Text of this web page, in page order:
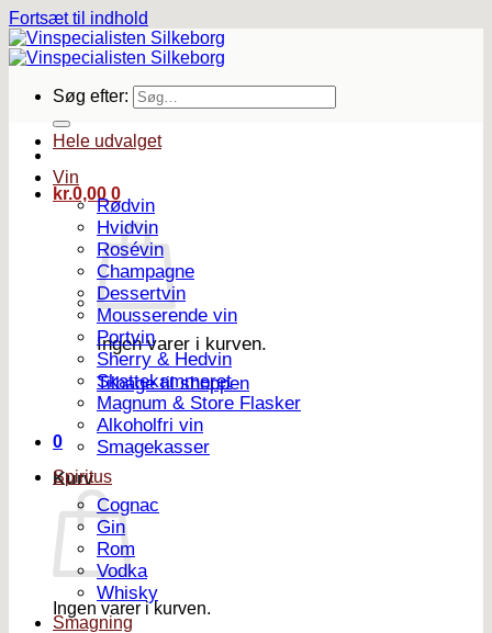
Fortsæt til indhold
Søg efter:
kr.0,00 0
Ingen varer i kurven.
Tilbage til shoppen
0
Kurv
Ingen varer i kurven.
Hele udvalget
Vin
Rødvin
Hvidvin
Rosévin
Champagne
Dessertvin
Mousserende vin
Portvin
Sherry & Hedvin
Skattekammeret
Magnum & Store Flasker
Alkoholfri vin
Smagekasser
Spiritus
Cognac
Gin
Rom
Vodka
Whisky
Smagning